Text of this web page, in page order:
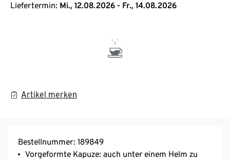
Liefertermin: Mi., 12.08.2026 - Fr., 14.08.2026
Artikel merken
Bestellnummer: 189849
Vorgeformte Kapuze: auch unter einem Helm zu